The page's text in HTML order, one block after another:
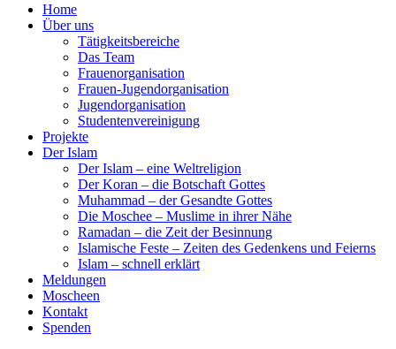
Home
Über uns
Tätigkeitsbereiche
Das Team
Frauenorganisation
Frauen-Jugendorganisation
Jugendorganisation
Studentenvereinigung
Projekte
Der Islam
Der Islam – eine Weltreligion
Der Koran – die Botschaft Gottes
Muhammad – der Gesandte Gottes
Die Moschee – Muslime in ihrer Nähe
Ramadan – die Zeit der Besinnung
Islamische Feste – Zeiten des Gedenkens und Feierns
Islam – schnell erklärt
Meldungen
Moscheen
Kontakt
Spenden